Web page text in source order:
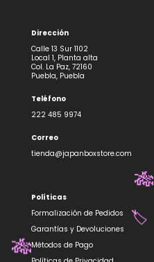
Dirección
Calle 13 Sur 1102
Local 1, Planta alta
Col. La Paz, 72160
Puebla, Puebla
Teléfono
222 485 9974
Correo
tienda@japanboxstore.com
Políticas
Formalización de Pedidos
Garantías y Devoluciones
Métodos de Pago
🎋
🏷️
🎋